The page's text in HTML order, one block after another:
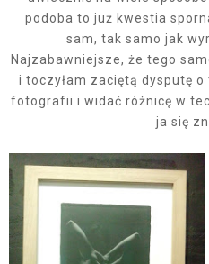
podoba to już kwestia
sam, tak samo jak
Najzabawniejsze, że tego
i toczyłam zaciętą dysputę
fotografii i widać różnicę w
ja się